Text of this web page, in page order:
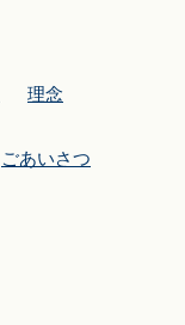
理念
ごあいさつ